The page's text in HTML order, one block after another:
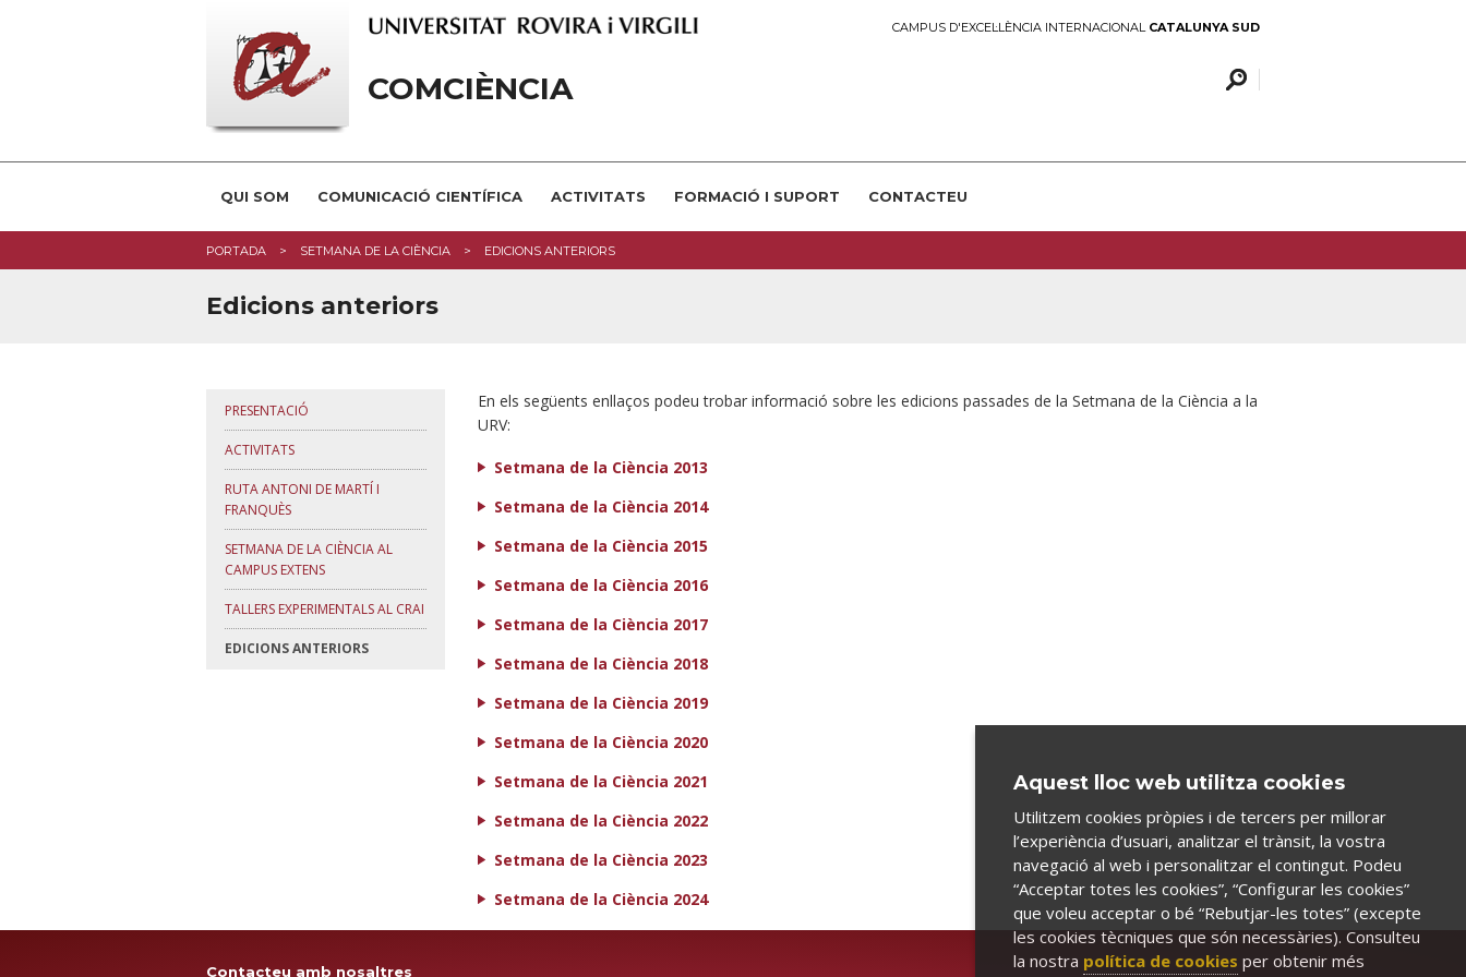
CAMPUS D'EXCEL·LÈNCIA INTERNACIONAL CATALUNYA SUD
COMCIÈNCIA
QUI SOM COMUNICACIÓ CIENTÍFICA ACTIVITATS FORMACIÓ I SUPORT CONTACTEU
PORTADA SETMANA DE LA CIÈNCIA EDICIONS ANTERIORS
Edicions anteriors
PRESENTACIÓ
ACTIVITATS
RUTA ANTONI DE MARTÍ I
FRANQUÈS
SETMANA DE LA CIÈNCIA AL
CAMPUS EXTENS
TALLERS EXPERIMENTALS AL CRAI
EDICIONS ANTERIORS
En els següents enllaços podeu trobar informació sobre les edicions passades de la Setmana de la Ciència a la
URV:
Setmana de la Ciència 2013
Setmana de la Ciència 2014
Setmana de la Ciència 2015
Setmana de la Ciència 2016
Setmana de la Ciència 2017
Setmana de la Ciència 2018
Setmana de la Ciència 2019
Setmana de la Ciència 2020
Setmana de la Ciència 2021
Setmana de la Ciència 2022
Setmana de la Ciència 2023
Setmana de la Ciència 2024
Contacteu amb nosaltres
Aquest lloc web utilitza cookies
Utilitzem cookies pròpies i de tercers per millorar
l’experiència d’usuari, analitzar el trànsit, la vostra
navegació al web i personalitzar el contingut. Podeu
“Acceptar totes les cookies”, “Configurar les cookies”
que voleu acceptar o bé “Rebutjar-les totes” (excepte
les cookies tècniques que són necessàries). Consulteu
la nostra política de cookies per obtenir més